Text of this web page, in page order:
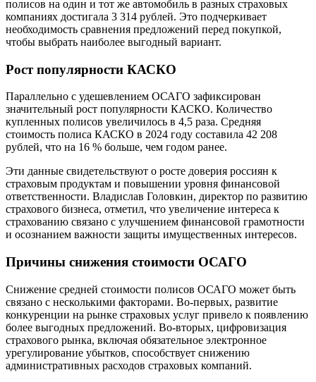
полисов на один и тот же автомобиль в разных страховых
компаниях достигала 3 314 рублей. Это подчеркивает
необходимость сравнения предложений перед покупкой,
чтобы выбрать наиболее выгодный вариант.
Рост популярности КАСКО
Параллельно с удешевлением ОСАГО зафиксирован
значительный рост популярности КАСКО. Количество
купленных полисов увеличилось в 4,5 раза. Средняя
стоимость полиса КАСКО в 2024 году составила 42 208
рублей, что на 16 % больше, чем годом ранее.
Эти данные свидетельствуют о росте доверия россиян к
страховым продуктам и повышении уровня финансовой
ответственности. Владислав Головкин, директор по развитию
страхового бизнеса, отметил, что увеличение интереса к
страхованию связано с улучшением финансовой грамотности
и осознанием важности защиты имущественных интересов.
Причины снижения стоимости ОСАГО
Снижение средней стоимости полисов ОСАГО может быть
связано с несколькими факторами. Во-первых, развитие
конкуренции на рынке страховых услуг привело к появлению
более выгодных предложений. Во-вторых, цифровизация
страхового рынка, включая обязательное электронное
урегулирование убытков, способствует снижению
административных расходов страховых компаний.